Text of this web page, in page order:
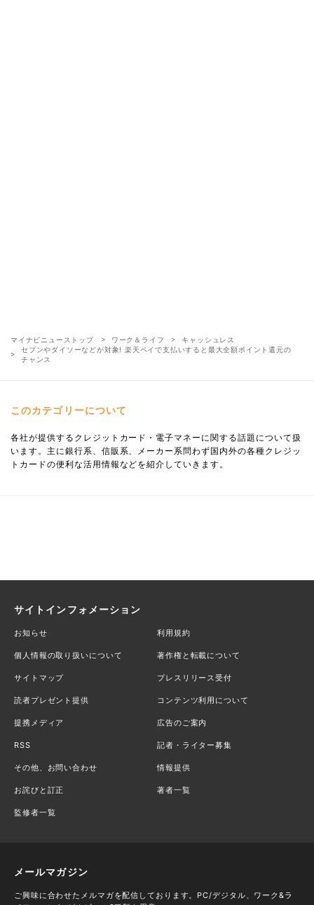
マイナビニューストップ ワーク＆ライフ
キャッシュレス
セブンやダイソーなどが対象! 楽天ペイで支払いすると最大全額ポイント還元の
チャンス
このカテゴリーについて
各社が提供するクレジットカード・電子マネーに関する話題について扱
います。主に銀行系、信販系、メーカー系問わず国内外の各種クレジッ
トカードの便利な活用情報などを紹介していきます。
サイトインフォメーション
お知らせ 利用規約
個人情報の取り扱いについて 著作権と転載について
サイトマップ プレスリリース受付
読者プレゼント提供 コンテンツ利用について
提携メディア 広告のご案内
RSS 記者・ライター募集
その他、お問い合わせ 情報提供
お詫びと訂正 著者一覧
監修者一覧
メールマガジン
ご興味に合わせたメルマガを配信しております。PC/デジタル、ワーク&ラ